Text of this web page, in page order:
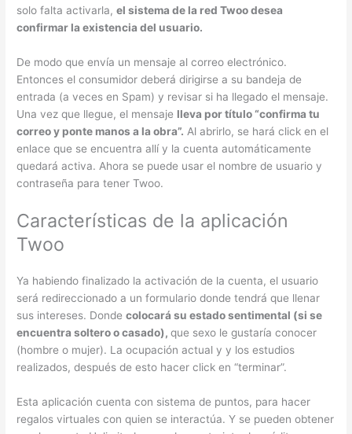
solo falta activarla,el sistema de la red Twoo desea
confirmar la existencia del usuario.
De modo que envía un mensaje al correo electrónico.
Entonces el consumidor deberá dirigirse a su bandeja de
entrada (a veces en Spam) y revisar si ha llegado el mensaje.
Una vez que llegue, el mensaje lleva por título “confirma tu
correo y ponte manos a la obra”. Al abrirlo, se hará click en el
enlace que se encuentra allí y la cuenta automáticamente
quedará activa. Ahora se puede usar el nombre de usuario y
contraseña para tener Twoo.
Características de la aplicación
Twoo
Ya habiendo finalizado la activación de la cuenta, el usuario
será redireccionado a un formulario donde tendrá que llenar
sus intereses. Dondecolocará su estado sentimental (si se
encuentra soltero o casado),que sexo le gustaría conocer
(hombre o mujer). La ocupación actual y y los estudios
realizados, después de esto hacer click en “terminar”.
Esta aplicación cuenta con sistema de puntos, para hacer
regalos virtuales con quien se interactúa. Y se pueden obtener